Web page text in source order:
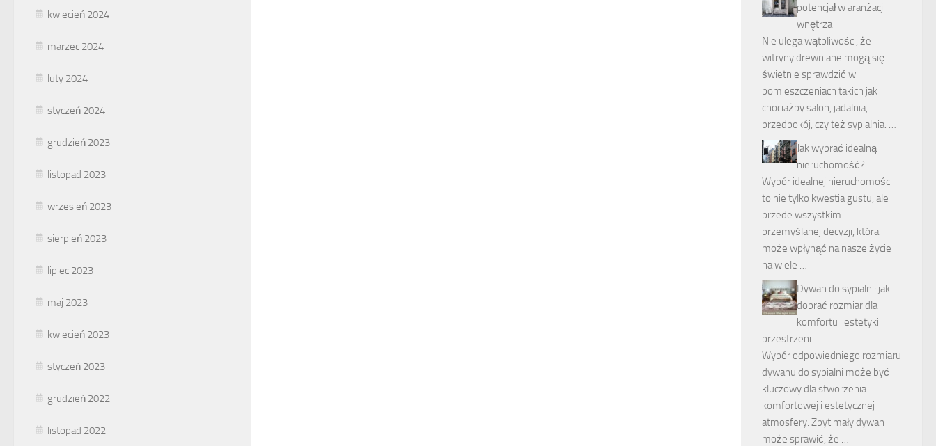
kwiecień 2024
marzec 2024
luty 2024
styczeń 2024
grudzień 2023
listopad 2023
wrzesień 2023
sierpień 2023
lipiec 2023
maj 2023
kwiecień 2023
styczeń 2023
grudzień 2022
listopad 2022
potencjał w aranżacji
wnętrza
Nie ulega wątpliwości, że
witryny drewniane mogą się
świetnie sprawdzić w
pomieszczeniach takich jak
chociażby salon, jadalnia,
przedpokój, czy też sypialnia. …
Jak wybrać idealną
nieruchomość?
Wybór idealnej nieruchomości
to nie tylko kwestia gustu, ale
przede wszystkim
przemyślanej decyzji, która
może wpłynąć na nasze życie
na wiele …
Dywan do sypialni: jak
dobrać rozmiar dla
komfortu i estetyki
przestrzeni
Wybór odpowiedniego rozmiaru
dywanu do sypialni może być
kluczowy dla stworzenia
komfortowej i estetycznej
atmosfery. Zbyt mały dywan
może sprawić, że …